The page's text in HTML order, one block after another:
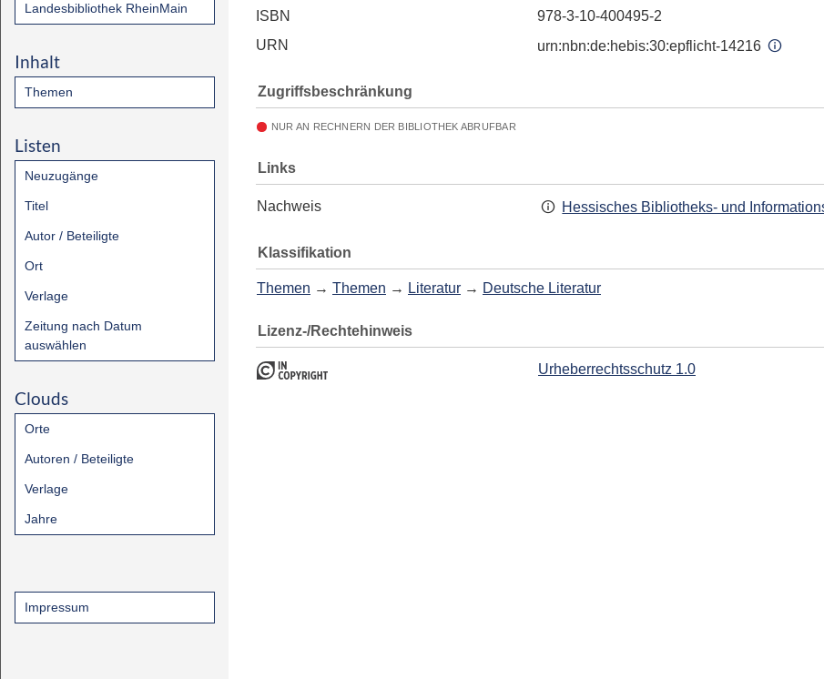
Landesbibliothek RheinMain
Inhalt
Themen
Listen
Neuzugänge
Titel
Autor / Beteiligte
Ort
Verlage
Zeitung nach Datum
auswählen
Clouds
Orte
Autoren / Beteiligte
Verlage
Jahre
Impressum
ISBN
978-3-10-400495-2
URN
urn:nbn:de:hebis:30:epflicht-14216
Zugriffsbeschränkung
NUR AN RECHNERN DER BIBLIOTHEK ABRUFBAR
Links
Nachweis Hessisches Bibliotheks- und
Klassifikation
Themen → Themen → Literatur → Deutsche Literatur
Lizenz-/Rechtehinweis
Urheberrechtsschutz 1.0